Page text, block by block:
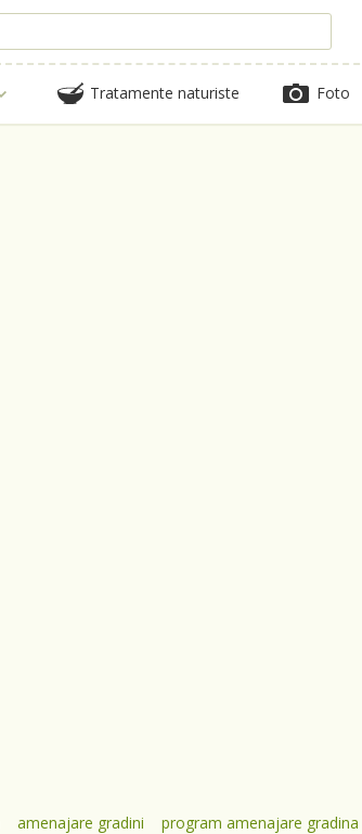
Tratamente naturiste Foto
amenajare gradini program amenajare gradina